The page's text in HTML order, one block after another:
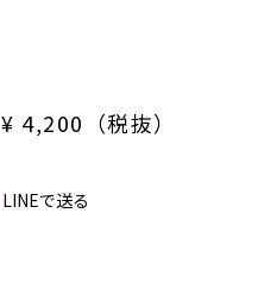
¥ 4,200（税抜）
LINEで送る